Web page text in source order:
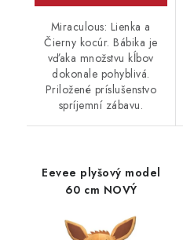
Miraculous: Lienka a
Čierny kocúr. Bábika je
vďaka množstvu kĺbov
dokonale pohyblivá.
Priložené príslušenstvo
spríjemní zábavu.
Eevee plyšový model
60 cm NOVÝ